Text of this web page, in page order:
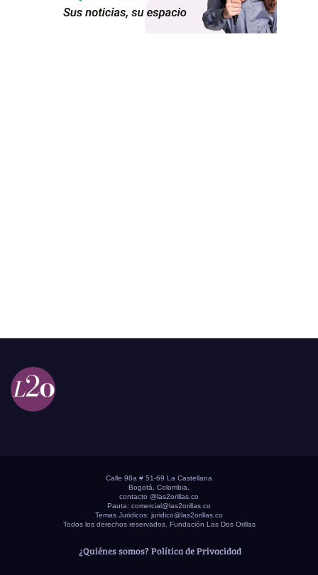
Calle 98a # 51-69 La Castellana
Bogotá, Colombia.
contacto @las2orillas.co
Pauta: comercial@las2orillas.co
Temas Juridicos: juridico@las2orillas.co
Todos los derechos reservados. Fundación Las Dos Orillas
¿Quiénes somos? Política de Privacidad